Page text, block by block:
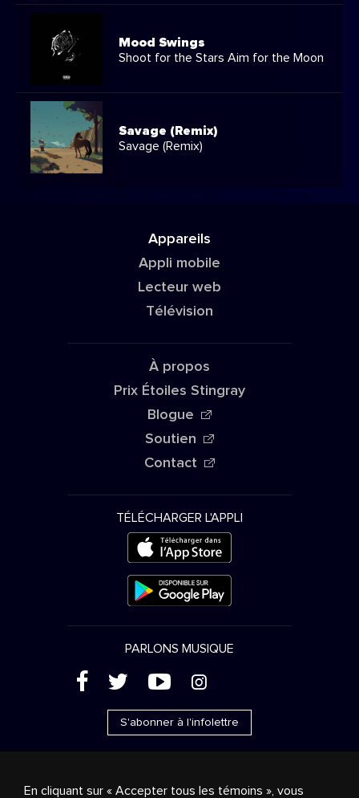
Mood Swings
Shoot for the Stars Aim for the Moon
Savage (Remix)
Savage (Remix)
Appareils
Appli mobile
Lecteur web
Télévision
À propos
Prix Étoiles Stingray
Blogue
Soutien
Contact
TÉLÉCHARGER L'APPLI
PARLONS MUSIQUE
( ' + &
S'abonner à l'infolettre
En cliquant sur « Accepter tous les témoins », vous